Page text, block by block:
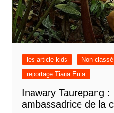
les article kids Non classé
reportage Tiana Ema
Inawary Taurepang :
ambassadrice de la